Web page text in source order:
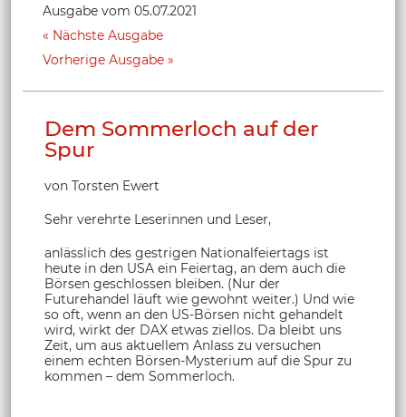
Ausgabe vom 05.07.2021
Nächste Ausgabe
Vorherige Ausgabe
Dem Sommerloch auf der
Spur
von Torsten Ewert
Sehr verehrte Leserinnen und Leser,
anlässlich des gestrigen Nationalfeiertags ist
heute in den USA ein Feiertag, an dem auch die
Börsen geschlossen bleiben. (Nur der
Futurehandel läuft wie gewohnt weiter.) Und wie
so oft, wenn an den US-Börsen nicht gehandelt
wird, wirkt der DAX etwas ziellos. Da bleibt uns
Zeit, um aus aktuellem Anlass zu versuchen
einem echten Börsen-Mysterium auf die Spur zu
kommen – dem Sommerloch.